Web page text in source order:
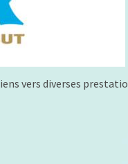
vers diverses